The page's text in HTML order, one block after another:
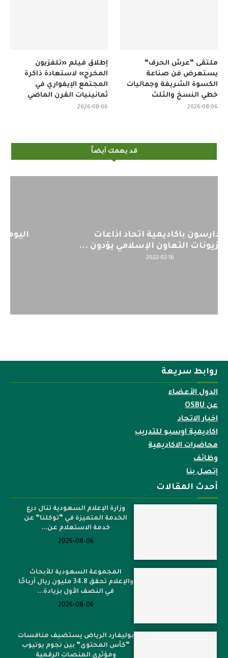
إطلاق فيلم «تلفزيون
المخرج» لاستعادة ذاكرة
المجتمع الإيفواري في
ثمانينيات القرن الماضي
2026-08-06
ملتقى “عرش الحرف”
يستعرض فن صناعة
الكسوة الشريفة وجماليات
خطي النسخ والثلث
2026-08-06
قد يهمك أيضاً
اليوم : المشاركة بالاجتماع التحضيري
لمنظمي قمة اسيا...
روابط سريعة
الدول الأعضاء
عن OSBU
اخبار الاتحاد
اكاديمية اوسبو للتدريب
محاضرات الاكاديمية
وظائف
إتصل بنا
أحدث المقالات
وزارة الإعلام السعودية تنال درع
الخدمة المتميزة في “توكلنا” عن
خدمة الاستعلام عن...
2026-08-06
المجموعة السعودية للأبحاث
والإعلام تحقق 34.8 مليون ريال أرباحًا
في النصف الأول بزيادة...
2026-08-06
بوليفارد الرياض يستضيف منافسات
“كأس المحتوى” بين نجوم يوتيوب
ومؤثري المنصات الرقمية